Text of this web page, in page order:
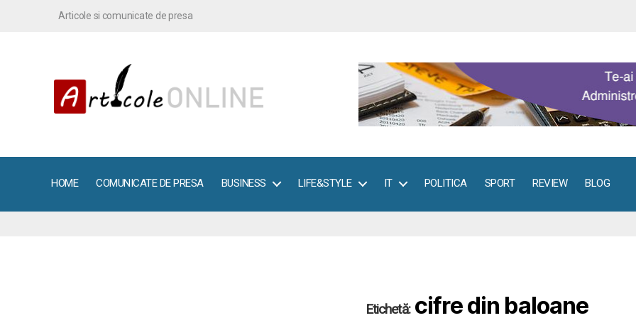
Articole si comunicate de presa
HOME COMUNICATE DE PRESA BUSINESS LIFE&STYLE IT POLITICA SPORT REVIEW BLOG
Etichetă: cifre din baloane